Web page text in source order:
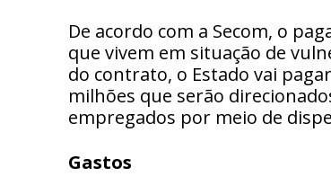
De acordo com a Secom, o
que vivem em situação de
do contrato, o Estado vai
milhões que serão
empregados por meio de
Gastos